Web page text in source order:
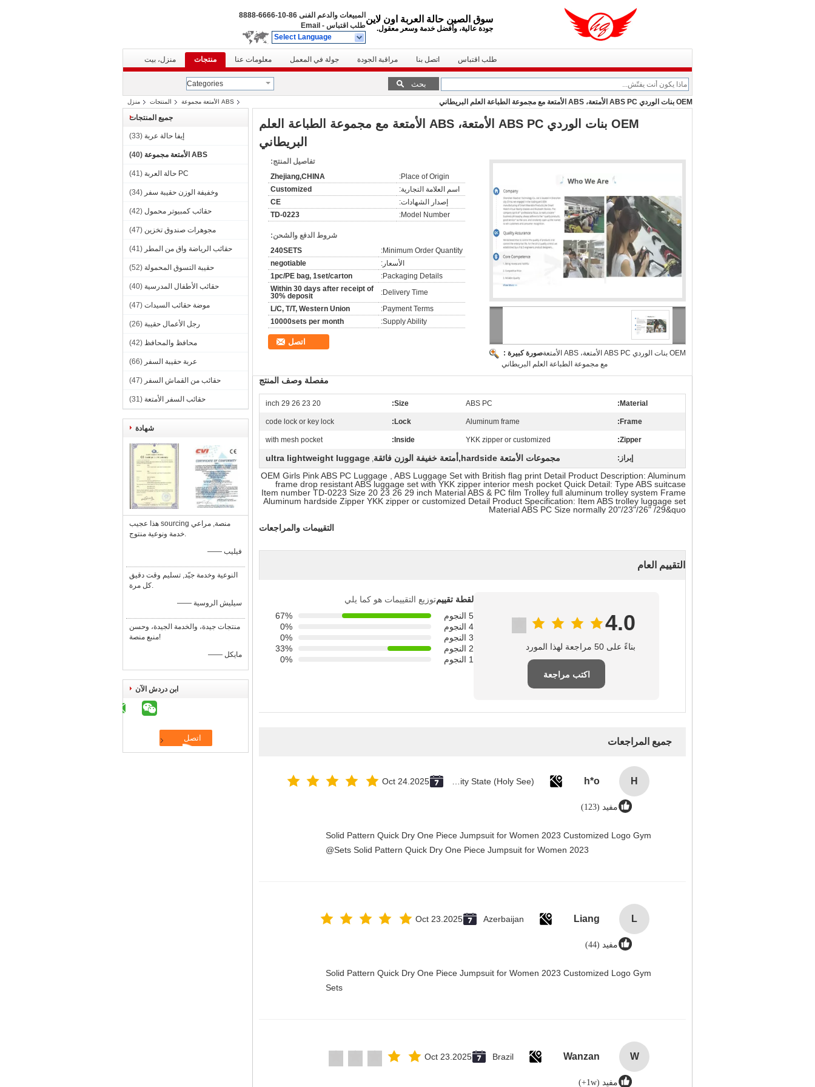
سوق الصين حالة العربة اون لاين
جودة عالية، وأفضل خدمة وسعر معقول.
المبيعات والدعم الفنى 86-10-6666-8888
طلب اقتباس -
Email
Select Language
منزل، بيت منتجات معلومات عنا جولة في المعمل مراقبة الجودة اتصل بنا طلب اقتباس
Categories بحث
منزل المنتجات ABS الأمتعة مجموعة
OEM بنات الوردي ABS PC الأمتعة، ABS الأمتعة مع مجموعة الطباعة العلم البريطاني
جميع المنتجات
إيفا حالة عربة (33)
ABS الأمتعة مجموعة (40)
PC حالة العربة (41)
وخفيفة الوزن حقيبة سفر (34)
حقائب كمبيوتر محمول (42)
مجوهرات صندوق تخزين (47)
حقائب الرياضة واق من المطر (41)
حقيبة التسوق المحمولة (52)
حقائب الأطفال المدرسية (40)
موضة حقائب السيدات (47)
رجل الأعمال حقيبة (26)
محافظ والمحافظ (42)
عربة حقيبة السفر (66)
حقائب من القماش السفر (47)
حقائب السفر الأمتعة (31)
شهادة
هذا عجيب sourcing منصة, مراعي
خدمة ونوعية منتوج.
—— فيليب
النوعية وخدمة جيّد, تسليم وقت دقيق
كل مرة.
—— سيليش الروسية
منتجات جيدة، والخدمة الجيدة، وحسن
منبع منصة!
—— مايكل
ابن دردش الآن
OEM بنات الوردي ABS PC الأمتعة، ABS الأمتعة مع مجموعة الطباعة العلم
البريطاني
صورة كبيرة :OEM بنات الوردي ABS PC الأمتعة، ABS الأمتعة
مع مجموعة الطباعة العلم البريطاني
تفاصيل المنتج:
Place of Origin:
Zhejiang,CHINA
اسم العلامة التجارية:
Customized
إصدار الشهادات:
CE
Model Number:
TD-0223
شروط الدفع والشحن:
Minimum Order Quantity:
240SETS
الأسعار:
negotiable
Packaging Details:
1pc/PE bag, 1set/carton
Delivery Time:
Within 30 days after receipt of
30% deposit
Payment Terms:
L/C, T/T, Western Union
Supply Ability:
10000sets per month
اتصل
مفصلة وصف المنتج
Material:
ABS PC
Size:
20 23 26 29 inch
Frame:
Aluminum frame
Lock:
code lock or key lock
Zipper:
YKK zipper or customized
Inside:
with mesh pocket
إبراز: مجموعات الأمتعة hardside,أمتعة خفيفة الوزن فائقة ,
ultra lightweight luggage
OEM Girls Pink ABS PC Luggage , ABS Luggage Set with British flag print Detail Product Description: Aluminum
frame drop resistant ABS luggage set with YKK zipper interior mesh pocket Quick Detail: Type ABS suitcase
Item number TD-0223 Size 20 23 26 29 inch Material ABS & PC film Trolley full aluminum trolley system Frame
Aluminum hardside Zipper YKK zipper or customized Detail Product Specification: Item ABS trolley luggage set
Material ABS PC Size normally 20"/23"/26" /29&quo
التقييمات والمراجعات
التقييم العام
4.0
بناءً على 50 مراجعة لهذا المورد
اكتب مراجعة
لقطة تقييمتوزيع التقييمات هو كما يلي
5 النجوم
67%
4 النجوم
0%
3 النجوم
0%
2 النجوم
33%
1 النجوم
0%
جميع المراجعات
H
h*o
Oct 24.2025
مفيد (123)
Solid Pattern Quick Dry One Piece Jumpsuit for Women 2023 Customized Logo Gym
Sets Solid Pattern Quick Dry One Piece Jumpsuit for Women 2023@
L
Liang
Azerbaijan
Oct 23.2025
مفيد (44)
Solid Pattern Quick Dry One Piece Jumpsuit for Women 2023 Customized Logo Gym
Sets
W
Wanzan
Brazil
Oct 23.2025
مفيد (1w+)